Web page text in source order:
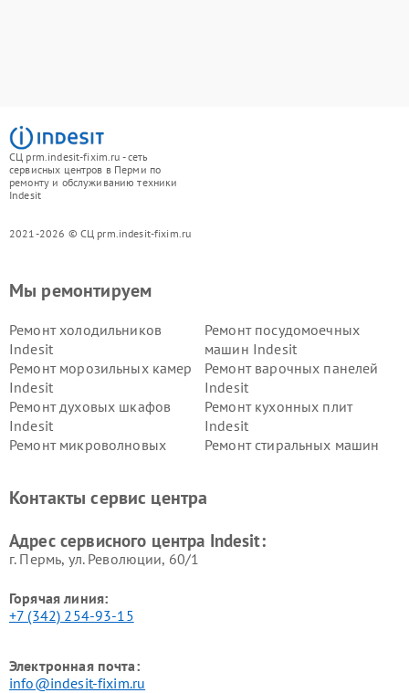
СЦ prm.indesit-fixim.ru - сеть
сервисных центров в Перми по
ремонту и обслуживанию техники
Indesit
2021-2026 © СЦ prm.indesit-fixim.ru
Мы ремонтируем
Ремонт холодильников
Indesit
Ремонт посудомоечных
машин Indesit
Ремонт морозильных камер
Indesit
Ремонт варочных панелей
Indesit
Ремонт духовых шкафов
Indesit
Ремонт кухонных плит
Indesit
Ремонт микроволновых
Ремонт стиральных машин
Indesit
Indesit
Контакты сервис центра
Адрес сервисного центра Indesit:
г. Пермь, ул. ​Революции, 60/1
Горячая линия:
+7 (342) 254-93-15
Электронная почта:
info@indesit-fixim.ru